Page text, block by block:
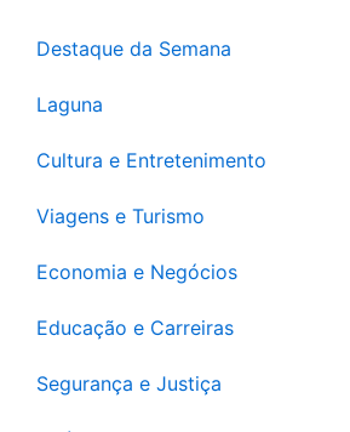
Destaque da Semana
Laguna
Cultura e Entretenimento
Viagens e Turismo
Economia e Negócios
Educação e Carreiras
Segurança e Justiça